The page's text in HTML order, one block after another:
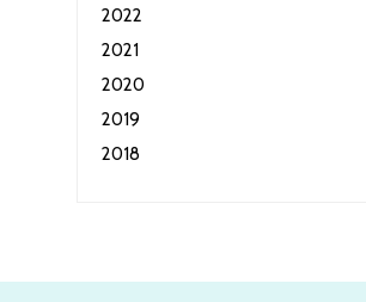
2022
2021
2020
2019
2018